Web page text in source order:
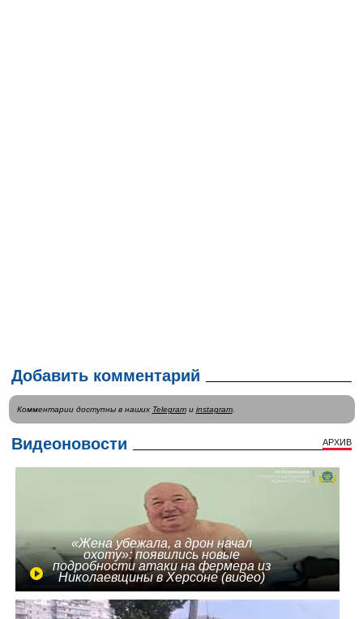
Добавить комментарий
Комментарии доступны в наших Telegramи instagram.
Видеоновости АРХИВ
«Жена убежала, а дрон начал
охоту»: появились новые
подробности атаки на фермера из
Николаевщины в Херсоне (видео)